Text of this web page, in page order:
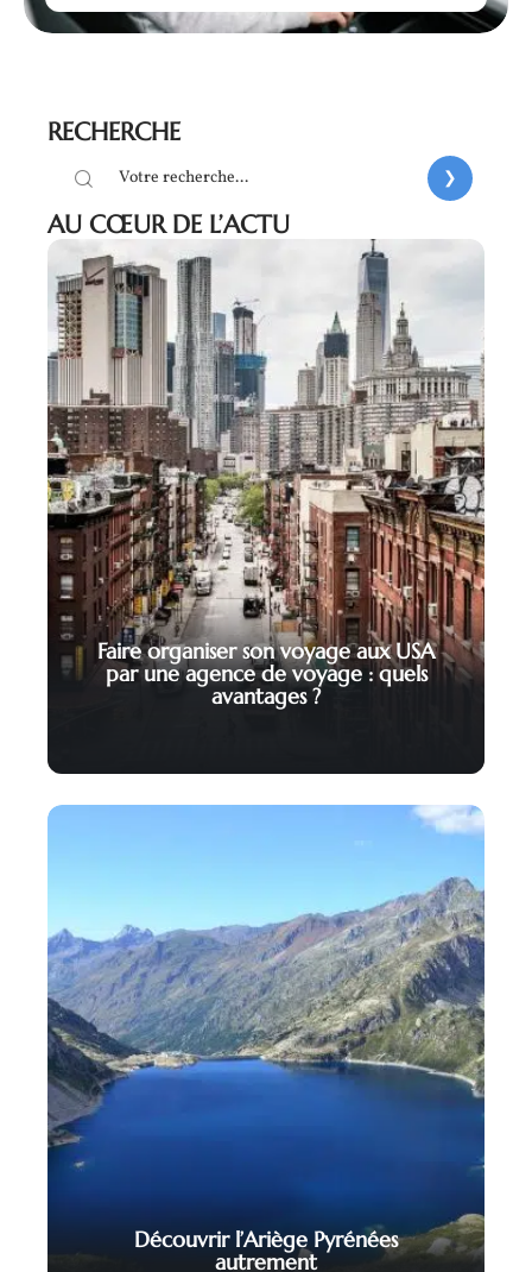
RECHERCHE
AU CŒUR DE L’ACTU
Faire organiser son voyage aux USA
par une agence de voyage : quels
avantages ?
Découvrir l’Ariège Pyrénées
autrement